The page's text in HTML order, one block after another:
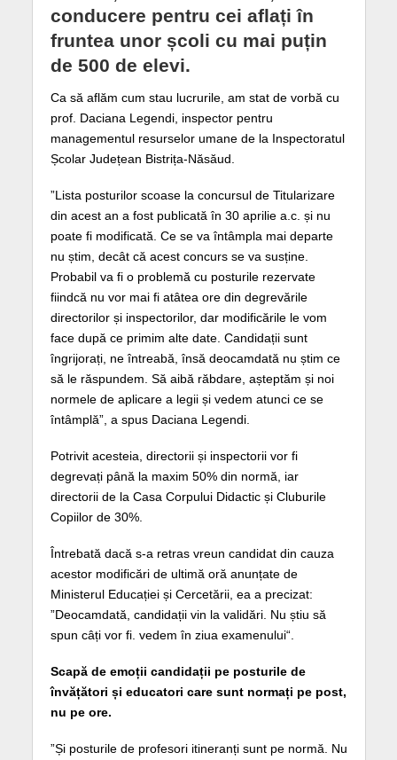
conducere pentru cei aflați în
fruntea unor școli cu mai puțin
de 500 de elevi.
Ca să aflăm cum stau lucrurile, am stat de vorbă cu
prof. Daciana Legendi, inspector pentru
managementul resurselor umane de la Inspectoratul
Școlar Județean Bistrița-Năsăud.
”Lista posturilor scoase la concursul de Titularizare
din acest an a fost publicată în 30 aprilie a.c. și nu
poate fi modificată. Ce se va întâmpla mai departe
nu știm, decât că acest concurs se va susține.
Probabil va fi o problemă cu posturile rezervate
fiindcă nu vor mai fi atâtea ore din degrevările
directorilor și inspectorilor, dar modificările le vom
face după ce primim alte date. Candidații sunt
îngrijorați, ne întreabă, însă deocamdată nu știm ce
să le răspundem. Să aibă răbdare, așteptăm și noi
normele de aplicare a legii și vedem atunci ce se
întâmplă”, a spus Daciana Legendi.
Potrivit acesteia, directorii și inspectorii vor fi
degrevați până la maxim 50% din normă, iar
directorii de la Casa Corpului Didactic și Cluburile
Copiilor de 30%.
Întrebată dacă s-a retras vreun candidat din cauza
acestor modificări de ultimă oră anunțate de
Ministerul Educației și Cercetării, ea a precizat:
”Deocamdată, candidații vin la validări. Nu știu să
spun câți vor fi. vedem în ziua examenului“.
Scapă de emoții candidații pe posturile de
învățători și educatori care sunt normați pe post,
nu pe ore.
”Și posturile de profesori itineranți sunt pe normă. Nu